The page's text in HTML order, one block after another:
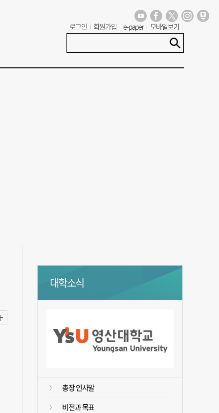
로그인 회원가입 e-paper 모바일보기
대학소식
총장 인사말
비전과 목표